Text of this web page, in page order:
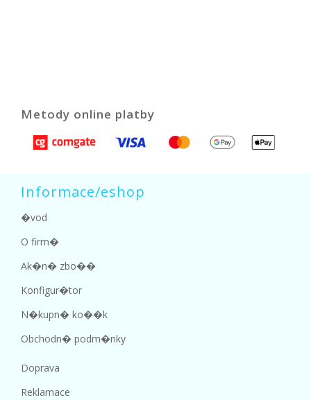
Metody online platby
Informace/eshop
�vod
O firm�
Ak�n� zbo��
Konfigur�tor
N�kupn� ko��k
Obchodn� podm�nky
Doprava
Reklamace